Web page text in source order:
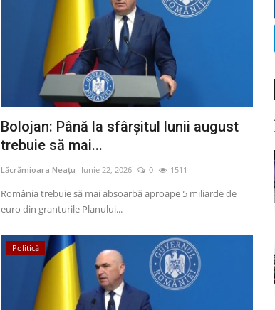
Bolojan: Până la sfârșitul lunii august
trebuie să mai...
Lăcrămioara Neațu Iunie 22, 2026 0 1511
România trebuie să mai absoarbă aproape 5 miliarde de
euro din granturile Planului...
Politică